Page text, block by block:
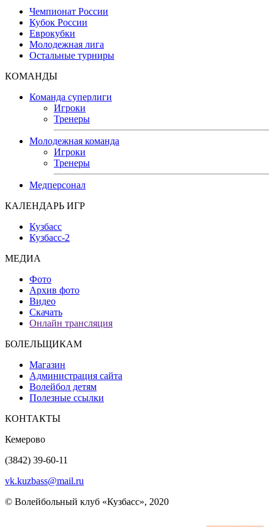
Чемпионат России
Кубок России
Еврокубки
Молодежная лига
Остальные турниры
КОМАНДЫ
Команда суперлиги
Игроки
Тренеры
Молодежная команда
Игроки
Тренеры
Медперсонал
КАЛЕНДАРЬ ИГР
Кузбасс
Кузбасс-2
МЕДИА
Фото
Архив фото
Видео
Скачать
Онлайн трансляция
БОЛЕЛЬЩИКАМ
Магазин
Администрация сайта
Волейбол детям
Полезные ссылки
КОНТАКТЫ
Кемерово
(3842) 39-60-11
vk.kuzbass@mail.ru
© Волейбольный клуб «Кузбасс», 2020